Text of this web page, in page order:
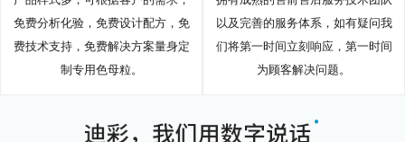
免费分析化验，免费设计配方，免
费技术支持，免费解决方案量身定
制专用色母粒。
以及完善的服务体系，如有疑问我
们将第一时间立刻响应，第一时间
为顾客解决问题。